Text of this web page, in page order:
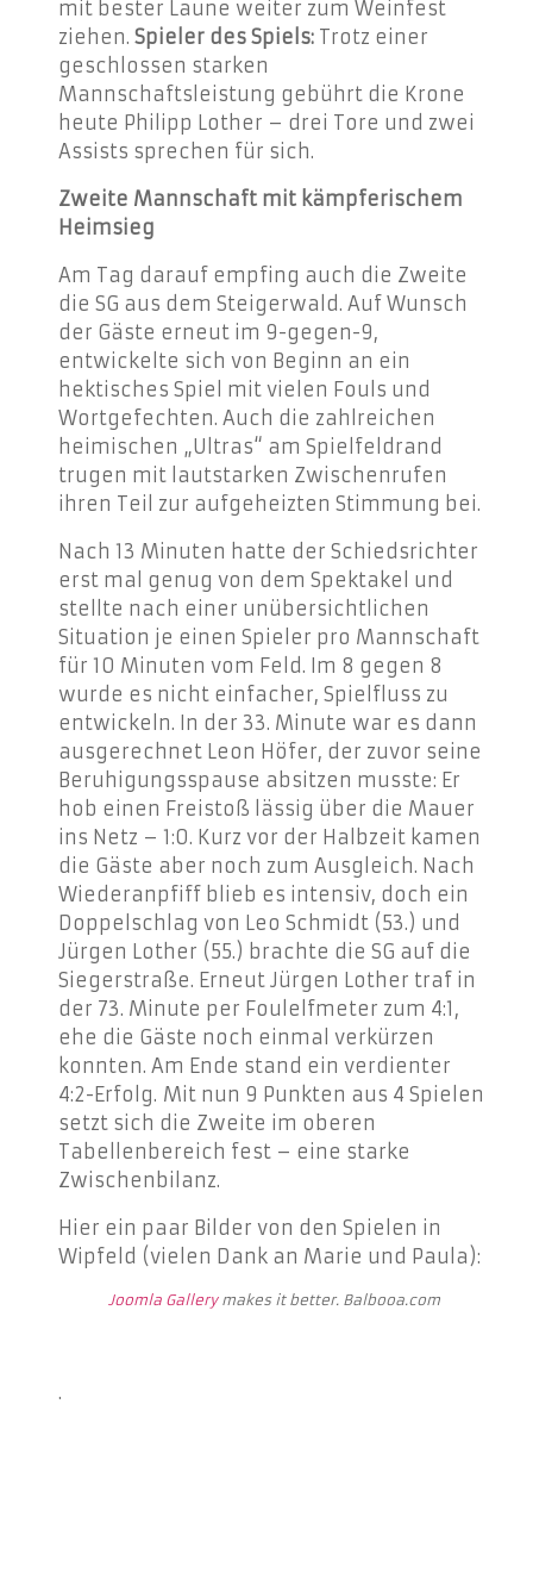
mit bester Laune weiter zum Weinfest
ziehen. Spieler des Spiels: Trotz einer
geschlossen starken
Mannschaftsleistung gebührt die Krone
heute Philipp Lother – drei Tore und zwei
Assists sprechen für sich.
Zweite Mannschaft mit kämpferischem
Heimsieg
Am Tag darauf empfing auch die Zweite
die SG aus dem Steigerwald. Auf Wunsch
der Gäste erneut im 9-gegen-9,
entwickelte sich von Beginn an ein
hektisches Spiel mit vielen Fouls und
Wortgefechten. Auch die zahlreichen
heimischen „Ultras“ am Spielfeldrand
trugen mit lautstarken Zwischenrufen
ihren Teil zur aufgeheizten Stimmung bei.
Nach 13 Minuten hatte der Schiedsrichter
erst mal genug von dem Spektakel und
stellte nach einer unübersichtlichen
Situation je einen Spieler pro Mannschaft
für 10 Minuten vom Feld. Im 8 gegen 8
wurde es nicht einfacher, Spielfluss zu
entwickeln. In der 33. Minute war es dann
ausgerechnet Leon Höfer, der zuvor seine
Beruhigungsspause absitzen musste: Er
hob einen Freistoß lässig über die Mauer
ins Netz – 1:0. Kurz vor der Halbzeit kamen
die Gäste aber noch zum Ausgleich. Nach
Wiederanpfiff blieb es intensiv, doch ein
Doppelschlag von Leo Schmidt (53.) und
Jürgen Lother (55.) brachte die SG auf die
Siegerstraße. Erneut Jürgen Lother traf in
der 73. Minute per Foulelfmeter zum 4:1,
ehe die Gäste noch einmal verkürzen
konnten. Am Ende stand ein verdienter
4:2-Erfolg. Mit nun 9 Punkten aus 4 Spielen
setzt sich die Zweite im oberen
Tabellenbereich fest – eine starke
Zwischenbilanz.
Hier ein paar Bilder von den Spielen in
Wipfeld (vielen Dank an Marie und Paula):
Joomla Gallerymakes it better. Balbooa.com
.